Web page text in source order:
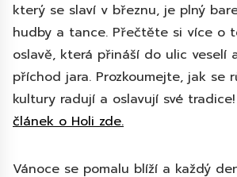
který se slaví v březnu, je plný
hudby a tance. Přečtěte si více o
oslavě, která přináší do ulic veselí
příchod jara. Prozkoumejte, jak se
kultury radují a oslavují své tradice!
článek o Holi zde.
Vánoce se pomalu blíží a každý